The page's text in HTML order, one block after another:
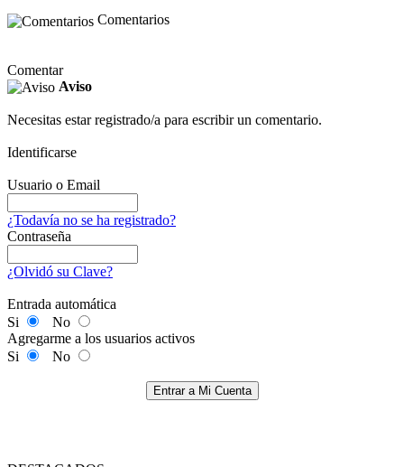
Comentarios
Comentar
Aviso
Necesitas estar registrado/a para escribir un comentario.
Identificarse
Usuario o Email
¿Todavía no se ha registrado?
Contraseña
¿Olvidó su Clave?
Entrada automática
Si
No
Agregarme a los usuarios activos
Si
No
Entrar a Mi Cuenta